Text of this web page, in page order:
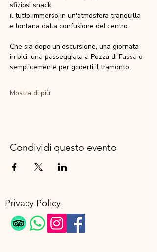
sfiziosi snack,
il tutto immerso in un'atmosfera tranquilla
e lontana dalla confusione del centro.
Che sia dopo un'escursione, una giornata
in bici, una passeggiata a Pozza di Fassa o
semplicemente per goderti il tramonto,
Mostra di più
Condividi questo evento
Privacy Policy